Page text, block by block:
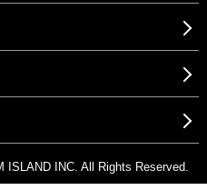
ISLAND INC. All Rights Reserved.